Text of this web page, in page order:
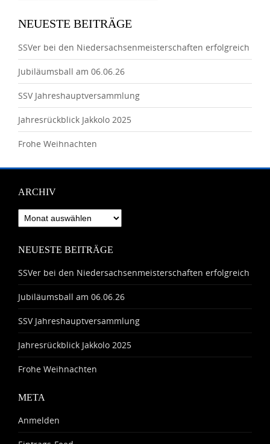
NEUESTE BEITRÄGE
SSVer bei den Niedersachsenmeisterschaften erfolgreich
Jubiläumsball am 06.06.26
SSV Jahreshauptversammlung
Jahresrückblick Jakkolo 2025
Frohe Weihnachten
ARCHIV
Archiv
NEUESTE BEITRÄGE
SSVer bei den Niedersachsenmeisterschaften erfolgreich
Jubiläumsball am 06.06.26
SSV Jahreshauptversammlung
Jahresrückblick Jakkolo 2025
Frohe Weihnachten
META
Anmelden